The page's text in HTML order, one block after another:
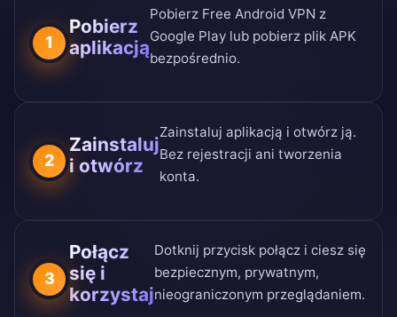
1
Pobierz
aplikacją
Pobierz Free Android VPN z
Google Play lub pobierz plik APK
bezpośrednio.
2
Zainstaluj
i otwórz
Zainstaluj aplikacją i otwórz ją.
Bez rejestracji ani tworzenia
konta.
3
Połącz
się i
korzystaj
Dotknij przycisk połącz i ciesz się
bezpiecznym, prywatnym,
nieograniczonym przeglądaniem.